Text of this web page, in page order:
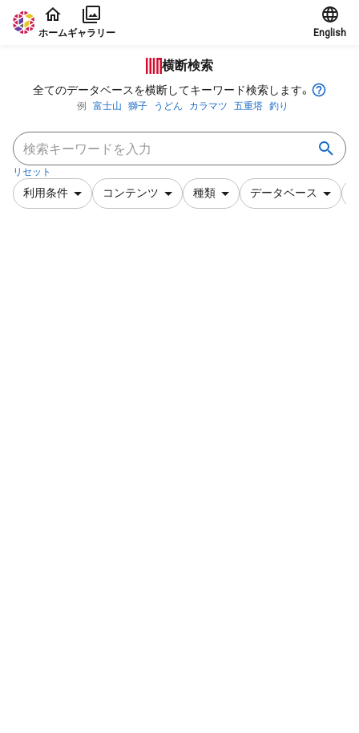
本文に飛ぶ
ホームギャラリー English
横断検索
全てのデータベースを横断してキーワード検索します。
例 富士山 獅子 うどん カラマツ 五重塔 釣り
リセット
利用条件 コンテンツ 種類 データベース